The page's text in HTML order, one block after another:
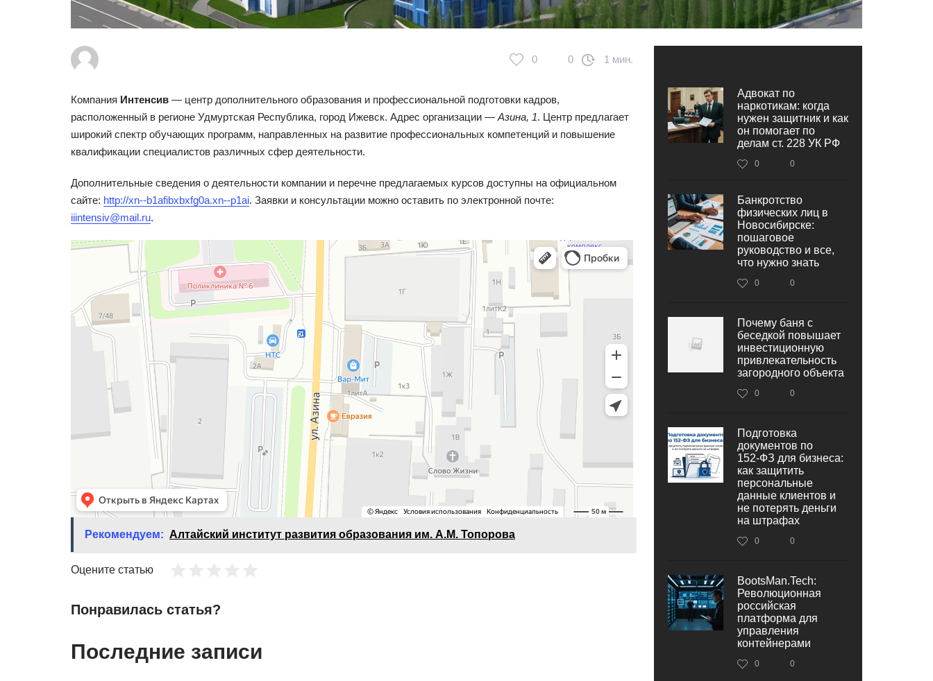
0 0 1 мин.
Компания Интенсив — центр дополнительного образования и профессиональной подготовки кадров,
расположенный в регионе Удмуртская Республика, город Ижевск. Адрес организации — Азина, 1. Центр предлагает
широкий спектр обучающих программ, направленных на развитие профессиональных компетенций и повышение
квалификации специалистов различных сфер деятельности.
Дополнительные сведения о деятельности компании и перечне предлагаемых курсов доступны на официальном
сайте: http://xn--b1afibxbxfg0a.xn--p1ai. Заявки и консультации можно оставить по электронной почте:
iiintensiv@mail.ru.
Рекомендуем: Алтайский институт развития образования им. А.М. Топорова
Оцените статью
Понравилась статья?
Последние записи
Адвокат по
наркотикам: когда
нужен защитник и как
он помогает по
делам ст. 228 УК РФ
0 0
Банкротство
физических лиц в
Новосибирске:
пошаговое
руководство и все,
что нужно знать
0 0
Почему баня с
беседкой повышает
инвестиционную
привлекательность
загородного объекта
0 0
Подготовка
документов по
152‑ФЗ для бизнеса:
как защитить
персональные
данные клиентов и
не потерять деньги
на штрафах
0 0
BootsMan.Tech:
Революционная
российская
платформа для
управления
контейнерами
0 0